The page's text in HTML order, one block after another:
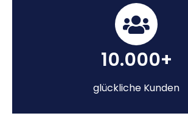
10.000+
glückliche Kunden